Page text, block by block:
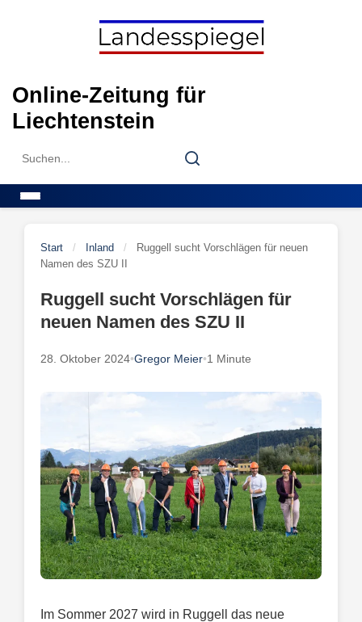
Online-Zeitung für
Liechtenstein
Search
Search
Start / Inland /
Ruggell sucht Vorschlägen für neuen
Namen des SZU II
Ruggell sucht Vorschlägen für
neuen Namen des SZU II
28. Oktober 2024•Gregor Meier•1 Minute
Im Sommer 2027 wird in Ruggell das neue